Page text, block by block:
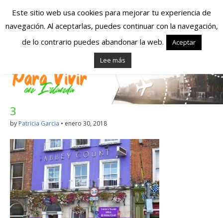
Españoles en
Irlanda – Vivir en
Irlanda – Trabajo
en Irlanda –
Alojamiento en
Irlanda
Blog dedicado a los que viven, estudian y trabajan en
Irlanda!
3
by Patricia Garcia • enero 30, 2018
Este sitio web usa cookies para mejorar tu experiencia de
navegación. Al aceptarlas, puedes continuar con la navegación,
de lo contrario puedes abandonar la web.
Aceptar
Lee más